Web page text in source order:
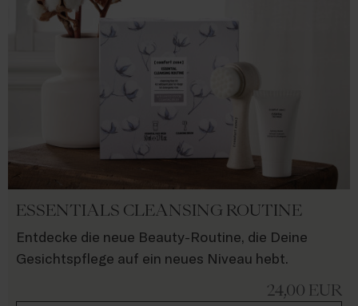
ESSENTIALS CLEANSING ROUTINE
Entdecke die neue Beauty-Routine, die Deine
Gesichtspflege auf ein neues Niveau hebt.
24,00 EUR